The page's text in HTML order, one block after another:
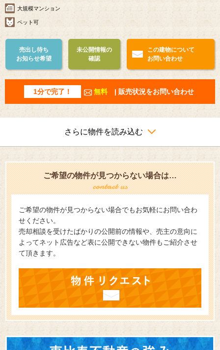
大規模マンション
ペット可
売出し待ち
お知らせ希望
未公開情報の
確認
この建物について
お問い合わせ
1分で完了！ 無料 | 販売状況をお問い合わせ
さらに物件を読み込む
ご希望の物件が見つからない場合は…
ご希望の物件が見つからない場合でもお気軽にお問い合わ
せください。
売却相談を受けたばかりの公開前の情報や、売主の意向に
よってネット広告など表に公開できない物件もご紹介させ
て頂きます。